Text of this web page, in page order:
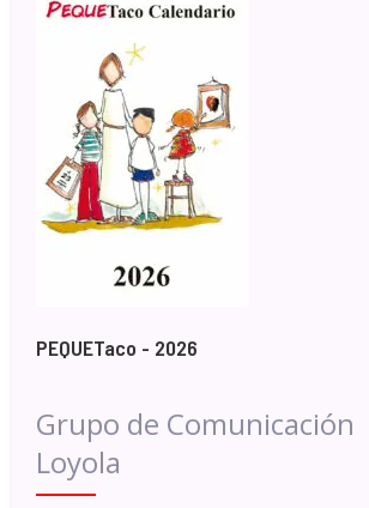
PEQUETaco - 2026
Grupo de Comunicación
Loyola